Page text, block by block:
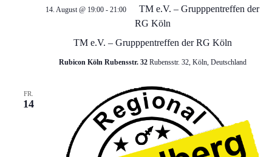
g
a
t
o
TM e.V. – Grupppentreffen der RG Köln
14. August @ 19:00 - 21:00
TM e.V. – Grupppentreffen der
RG Köln
Rubicon Köln Rubensstr. 32 Rubensstr. 32, Köln, Deutschland
FR.
14